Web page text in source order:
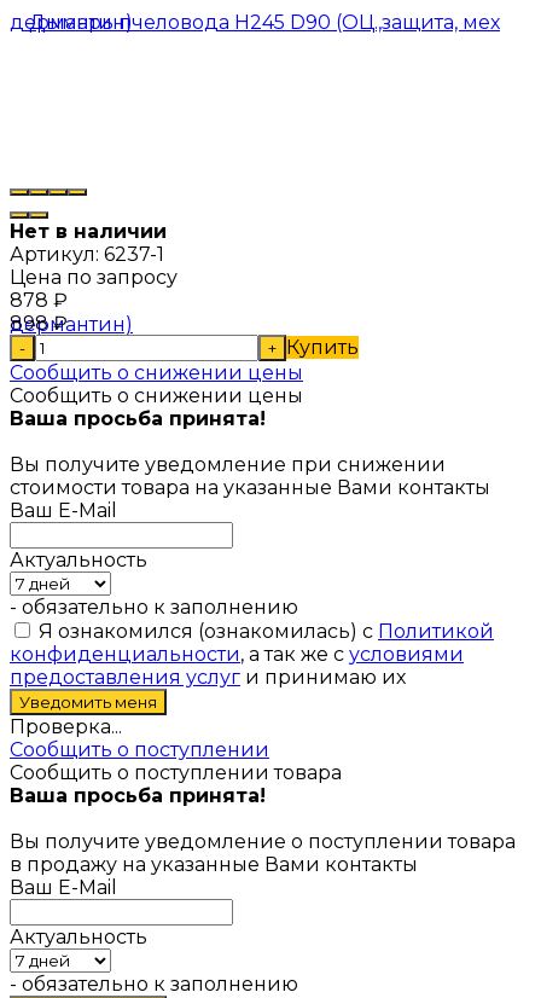
Нет в наличии
Артикул: 6237-1
Цена по запросу
878 ₽
898₽
- + Купить
Сообщить о снижении цены
Сообщить о снижении цены
Ваша просьба принята!
Вы получите уведомление при снижении
стоимости товара на указанные Вами контакты
Ваш E-Mail
Актуальность
- обязательно к заполнению
Я ознакомился (ознакомилась) с Политикой
конфиденциальности, а так же с условиями
предоставления услуг и принимаю их
Проверка...
Сообщить о поступлении
Сообщить о поступлении товара
Ваша просьба принята!
Вы получите уведомление о поступлении товара
в продажу на указанные Вами контакты
Ваш E-Mail
Актуальность
- обязательно к заполнению